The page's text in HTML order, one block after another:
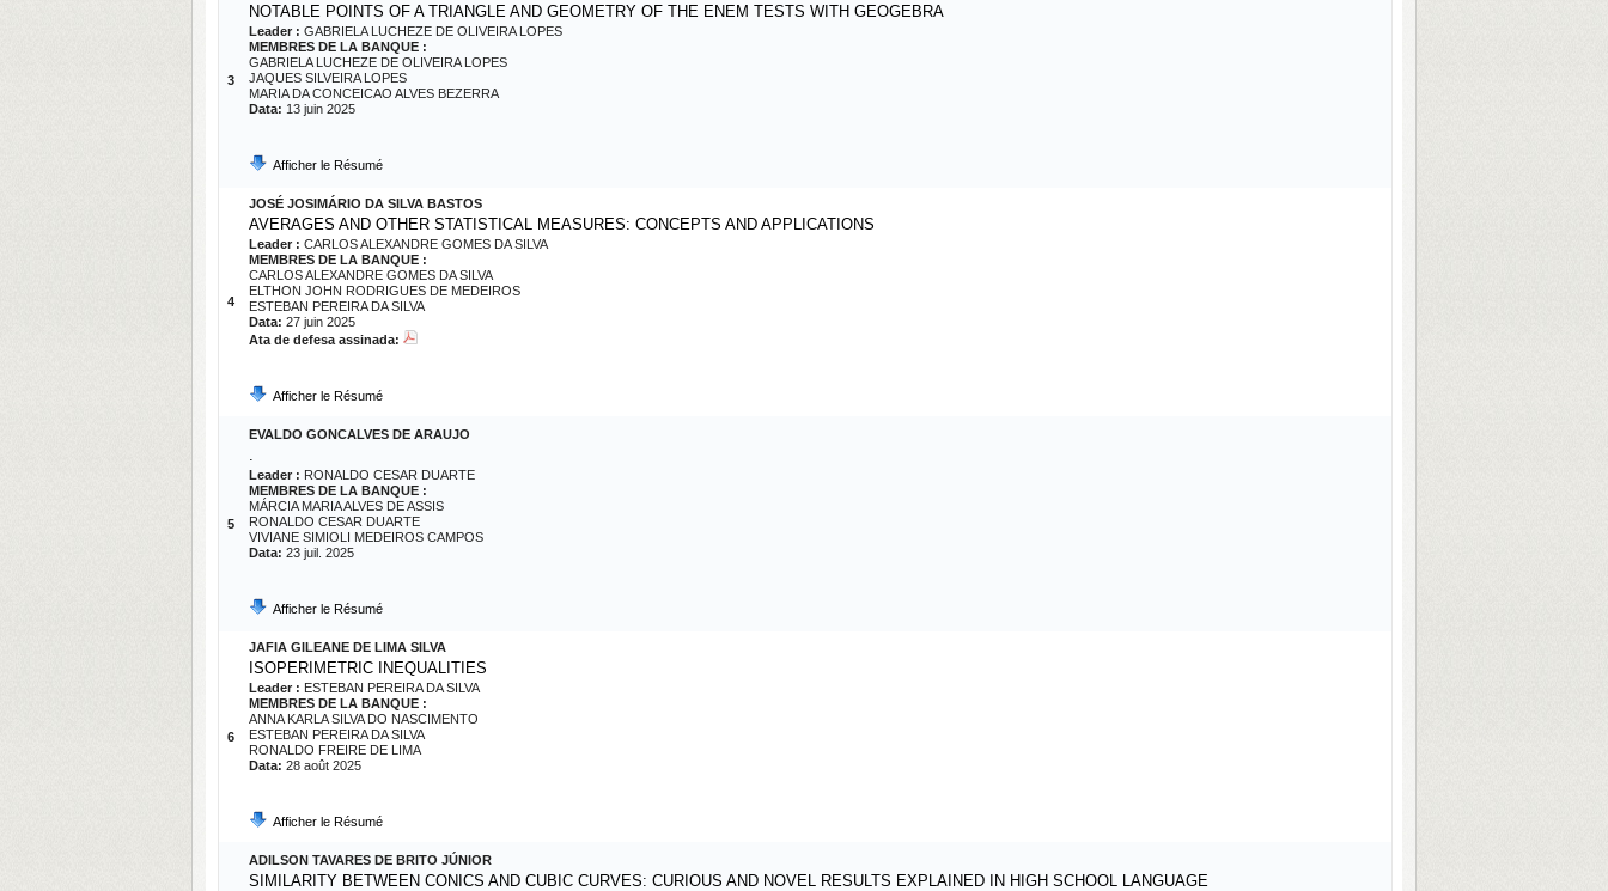
3
NOTABLE POINTS OF A TRIANGLE AND GEOMETRY OF THE ENEM TESTS WITH GEOGEBRA
Leader : GABRIELA LUCHEZE DE OLIVEIRA LOPES
MEMBRES DE LA BANQUE :
GABRIELA LUCHEZE DE OLIVEIRA LOPES
JAQUES SILVEIRA LOPES
MARIA DA CONCEICAO ALVES BEZERRA
Data: 13 juin 2025
Afficher le Résumé
4
JOSÉ JOSIMÁRIO DA SILVA BASTOS
AVERAGES AND OTHER STATISTICAL MEASURES: CONCEPTS AND APPLICATIONS
Leader : CARLOS ALEXANDRE GOMES DA SILVA
MEMBRES DE LA BANQUE :
CARLOS ALEXANDRE GOMES DA SILVA
ELTHON JOHN RODRIGUES DE MEDEIROS
ESTEBAN PEREIRA DA SILVA
Data: 27 juin 2025
Ata de defesa assinada:
Afficher le Résumé
5
EVALDO GONCALVES DE ARAUJO
.
Leader : RONALDO CESAR DUARTE
MEMBRES DE LA BANQUE :
MÁRCIA MARIA ALVES DE ASSIS
RONALDO CESAR DUARTE
VIVIANE SIMIOLI MEDEIROS CAMPOS
Data: 23 juil. 2025
Afficher le Résumé
6
JAFIA GILEANE DE LIMA SILVA
ISOPERIMETRIC INEQUALITIES
Leader : ESTEBAN PEREIRA DA SILVA
MEMBRES DE LA BANQUE :
ANNA KARLA SILVA DO NASCIMENTO
ESTEBAN PEREIRA DA SILVA
RONALDO FREIRE DE LIMA
Data: 28 août 2025
Afficher le Résumé
ADILSON TAVARES DE BRITO JÚNIOR
SIMILARITY BETWEEN CONICS AND CUBIC CURVES: CURIOUS AND NOVEL RESULTS EXPLAINED IN HIGH SCHOOL LANGUAGE